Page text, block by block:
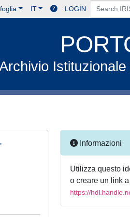
IT LOGIN
Informazioni
Utilizza questo
o creare un link
https://